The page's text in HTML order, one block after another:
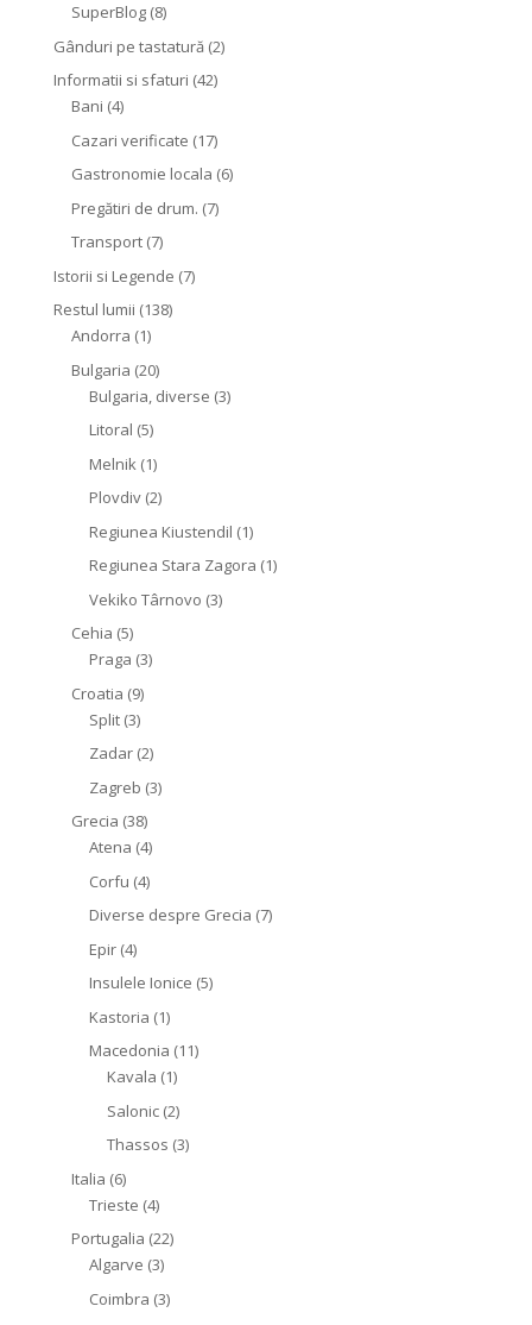
SuperBlog(8)
Gânduri pe tastatură(2)
Informatii si sfaturi (42)
Bani (4)
Cazari verificate (17)
Gastronomie locala (6)
Pregătiri de drum. (7)
Transport(7)
Istorii si Legende (7)
Restul lumii (138)
Andorra (1)
Bulgaria (20)
Bulgaria, diverse (3)
Litoral (5)
Melnik (1)
Plovdiv(2)
Regiunea Kiustendil (1)
Regiunea Stara Zagora (1)
Vekiko Târnovo (3)
Cehia (5)
Praga (3)
Croatia (9)
Split(3)
Zadar(2)
Zagreb (3)
Grecia (38)
Atena (4)
Corfu (4)
Diverse despre Grecia (7)
Epir(4)
Insulele Ionice (5)
Kastoria (1)
Macedonia (11)
Kavala (1)
Salonic(2)
Thassos (3)
Italia (6)
Trieste (4)
Portugalia (22)
Algarve (3)
Coimbra (3)